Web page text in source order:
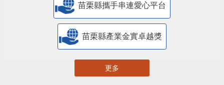
苗栗縣攜手串連愛心平台
苗栗縣產業金實卓越獎
更多